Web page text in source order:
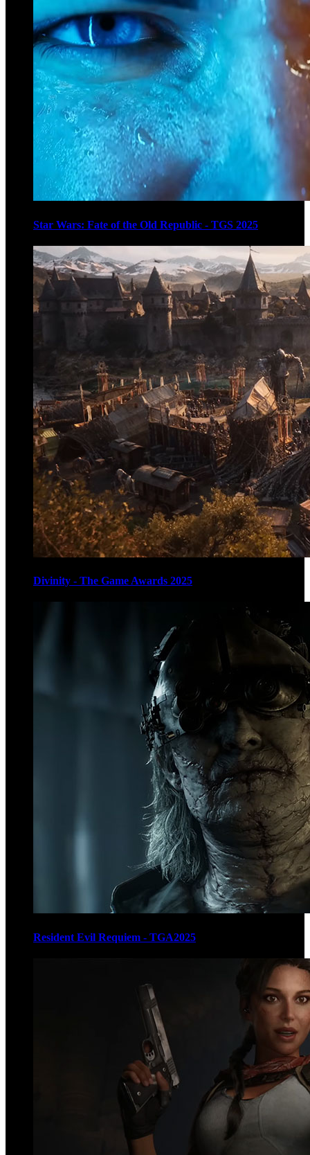
Star Wars: Fate of the Old Republic - TGS 2025
Divinity - The Game Awards 2025
Resident Evil Requiem - TGA2025